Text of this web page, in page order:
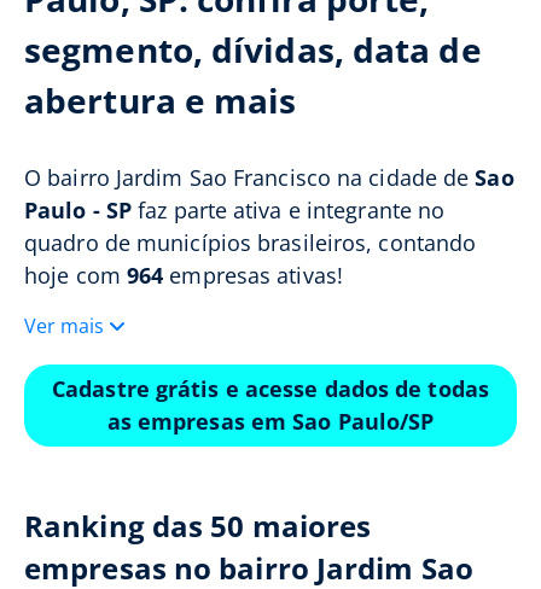
segmento, dívidas, data de
abertura e mais
O bairro Jardim Sao Francisco na cidade deSao
Paulo - SP faz parte ativa e integrante no
quadro de municípios brasileiros, contando
hoje com 964 empresas ativas!
Ver mais
Cadastre grátis e acesse dados de todas
as empresas em Sao Paulo/SP
Ranking das 50 maiores
empresas no bairro Jardim Sao